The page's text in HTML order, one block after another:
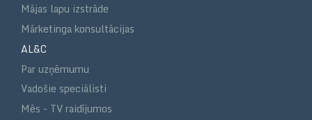
Mājas lapu izstrāde
Mārketinga konsultācijas
AL&C
Par uzņēmumu
Vadošie speciālisti
Mēs - TV raidījumos